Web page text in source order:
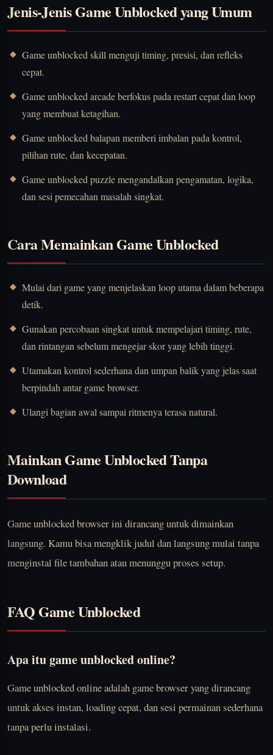
Jenis-Jenis Game Unblocked yang Umum
Game unblocked skill menguji timing, presisi, dan refleks
cepat.
Game unblocked arcade berfokus pada restart cepat dan loop
yang membuat ketagihan.
Game unblocked balapan memberi imbalan pada kontrol,
pilihan rute, dan kecepatan.
Game unblocked puzzle mengandalkan pengamatan, logika,
dan sesi pemecahan masalah singkat.
Cara Memainkan Game Unblocked
Mulai dari game yang menjelaskan loop utama dalam beberapa
detik.
Gunakan percobaan singkat untuk mempelajari timing, rute,
dan rintangan sebelum mengejar skor yang lebih tinggi.
Utamakan kontrol sederhana dan umpan balik yang jelas saat
berpindah antar game browser.
Ulangi bagian awal sampai ritmenya terasa natural.
Mainkan Game Unblocked Tanpa
Download
Game unblocked browser ini dirancang untuk dimainkan
langsung. Kamu bisa mengklik judul dan langsung mulai tanpa
menginstal file tambahan atau menunggu proses setup.
FAQ Game Unblocked
Apa itu game unblocked online?
Game unblocked online adalah game browser yang dirancang
untuk akses instan, loading cepat, dan sesi permainan sederhana
tanpa perlu instalasi.